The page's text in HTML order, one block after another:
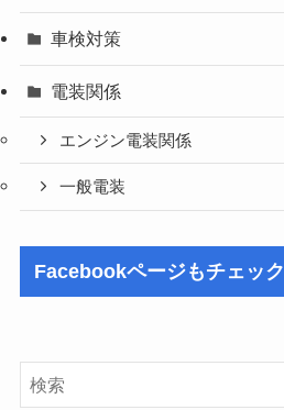
車検対策
電装関係
エンジン電装関係
一般電装
Facebookページもチェック